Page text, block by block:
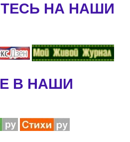
НА НАШИ
В НАШИ